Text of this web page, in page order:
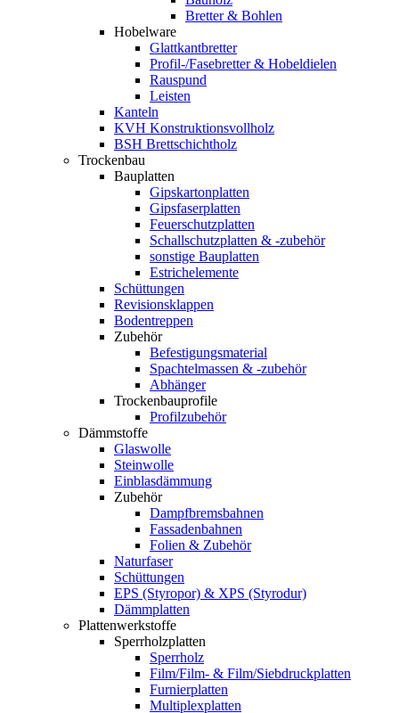
Bretter & Bohlen
Hobelware
Glattkantbretter
Profil-/Fasebretter & Hobeldielen
Rauspund
Leisten
Kanteln
KVH Konstruktionsvollholz
BSH Brettschichtholz
Trockenbau
Bauplatten
Gipskartonplatten
Gipsfaserplatten
Feuerschutzplatten
Schallschutzplatten & -zubehör
sonstige Bauplatten
Estrichelemente
Schüttungen
Revisionsklappen
Bodentreppen
Zubehör
Befestigungsmaterial
Spachtelmassen & -zubehör
Abhänger
Trockenbauprofile
Profilzubehör
Dämmstoffe
Glaswolle
Steinwolle
Einblasdämmung
Zubehör
Dampfbremsbahnen
Fassadenbahnen
Folien & Zubehör
Naturfaser
Schüttungen
EPS (Styropor) & XPS (Styrodur)
Dämmplatten
Plattenwerkstoffe
Sperrholzplatten
Sperrholz
Film/Film- & Film/Siebdruckplatten
Furnierplatten
Multiplexplatten